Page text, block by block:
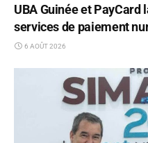
UBA Guinée et
services de paiement
6 AOÛT 2026